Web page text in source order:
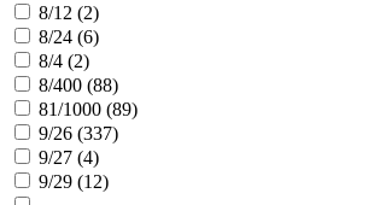
8/12 (2)
8/24 (6)
8/4 (2)
8/400 (88)
81/1000 (89)
9/26 (337)
9/27 (4)
9/29 (12)